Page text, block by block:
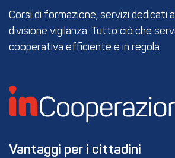
Corsi di formazione, servizi dedicati
divisione vigilanza. Tutto ciò che
cooperativa efficiente e in regola.
Vantaggi per i cittadini